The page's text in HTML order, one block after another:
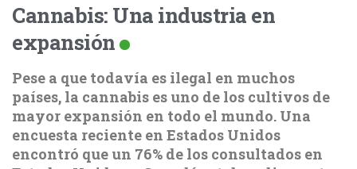
Cannabis: Una industria en
expansión
Pese a que todavía es ilegal en muchos
países, la cannabis es uno de los cultivos de
mayor expansión en todo el mundo. Una
encuesta reciente en Estados Unidos
encontró que un 76% de los consultados en